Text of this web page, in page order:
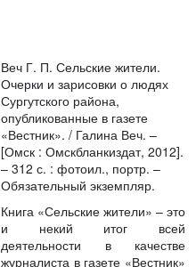
Веч Г. П. Сельские жители.
Очерки и зарисовки о людях
Сургутского района,
опубликованные в газете
«Вестник». / Галина Веч. –
[Омск : Омскбланкиздат, 2012].
– 312 с. : фотоил., портр. –
Обязательный экземпляр.
Книга «Сельские жители» – это
и некий итог всей
деятельности в качестве
журналиста в газете «Вестник»